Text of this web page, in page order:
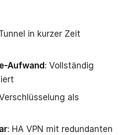
in kurzer Zeit
Aufwand: Vollständig
als
: HA VPN mit redundanten